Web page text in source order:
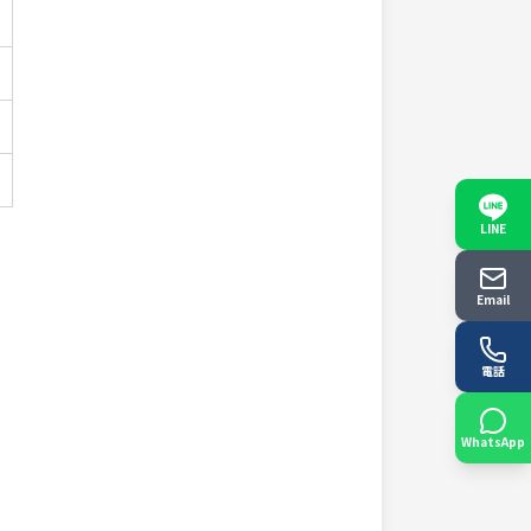
LINE
Email
電話
WhatsApp